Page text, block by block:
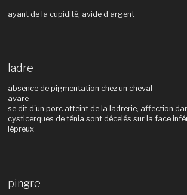
ayant de la cupidité, avide d'argent
ladre
absence de pigmentation chez un cheval
avare
se dit d'un porc atteint de la ladrerie, affection
cysticerques de ténia sont décelés sur la face
lépreux
pingre